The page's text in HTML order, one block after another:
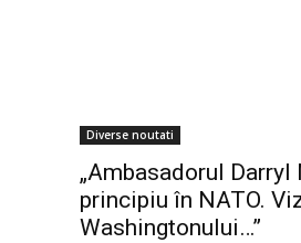
Diverse noutati
„Ambasadorul Darryl
principiu în NATO.
Washingtonului…”